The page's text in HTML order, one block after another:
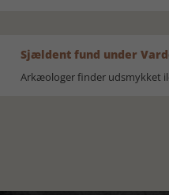
Sjældent fund under
Arkæologer finder udsmykket